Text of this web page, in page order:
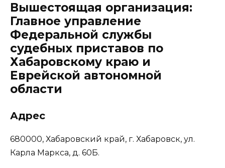
Вышестоящая организация:
Главное управление
Федеральной службы
судебных приставов по
Хабаровскому краю и
Еврейской автономной
области
Адрес
680000, Хабаровский край, г. Хабаровск, ул.
Карла Маркса, д. 60Б.